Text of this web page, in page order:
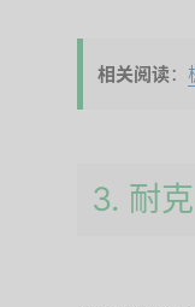
相关阅读：
3. 耐